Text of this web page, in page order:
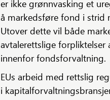
er ikke grønnvasking et
å markedsføre fond i strid
Utover dette vil både
avtalerettslige forpliktelser
innenfor fondsforvaltning.
EUs arbeid med rettslig
i